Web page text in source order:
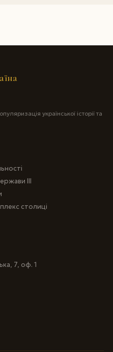
української історії та
III
столиці
7, оф. 1